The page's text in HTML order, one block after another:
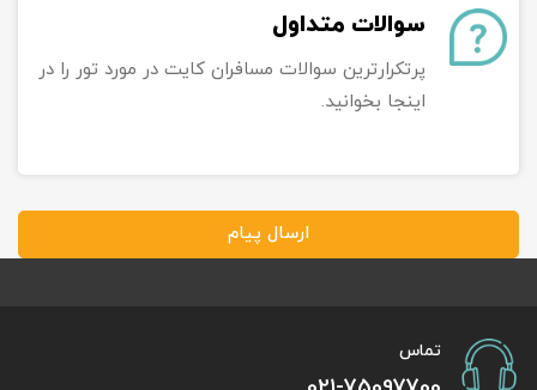
سوالات متداول
پرتکرارترین سوالات مسافران کایت در مورد تور را در
اینجا بخوانید.
ارسال پیام
تماس